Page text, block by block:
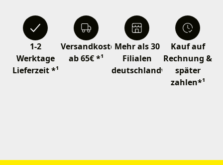
1-2
Werktage
Lieferzeit *¹
Versandkostenfrei
ab 65€ *¹
Mehr als 30
Filialen
deutschlandweit
Kauf auf
Rechnung &
später
zahlen*¹